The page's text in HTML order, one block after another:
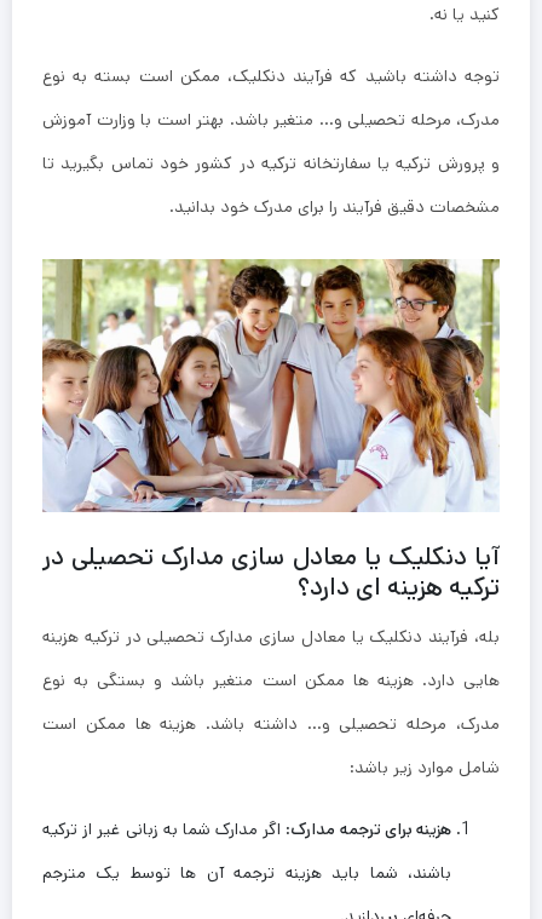
کنید یا نه.
توجه داشته باشید که فرآیند دنکلیک، ممکن است بسته به نوع
مدرک، مرحله تحصیلی و… متغیر باشد. بهتر است با وزارت آموزش
و پرورش ترکیه یا سفارتخانه ترکیه در کشور خود تماس بگیرید تا
مشخصات دقیق فرآیند را برای مدرک خود بدانید.
آیا دنکلیک یا معادل سازی مدارک تحصیلی در
ترکیه هزینه ای دارد؟
بله، فرآیند دنکلیک یا معادل سازی مدارک تحصیلی در ترکیه هزینه
‌هایی دارد. هزینه‌ ها ممکن است متغیر باشد و بستگی به نوع
مدرک، مرحله تحصیلی و… داشته باشد. هزینه‌ ها ممکن است
شامل موارد زیر باشد:
هزینه برای ترجمه مدارک: اگر مدارک شما به زبانی غیر از ترکیه
باشند، شما باید هزینه ترجمه آن ها توسط یک مترجم